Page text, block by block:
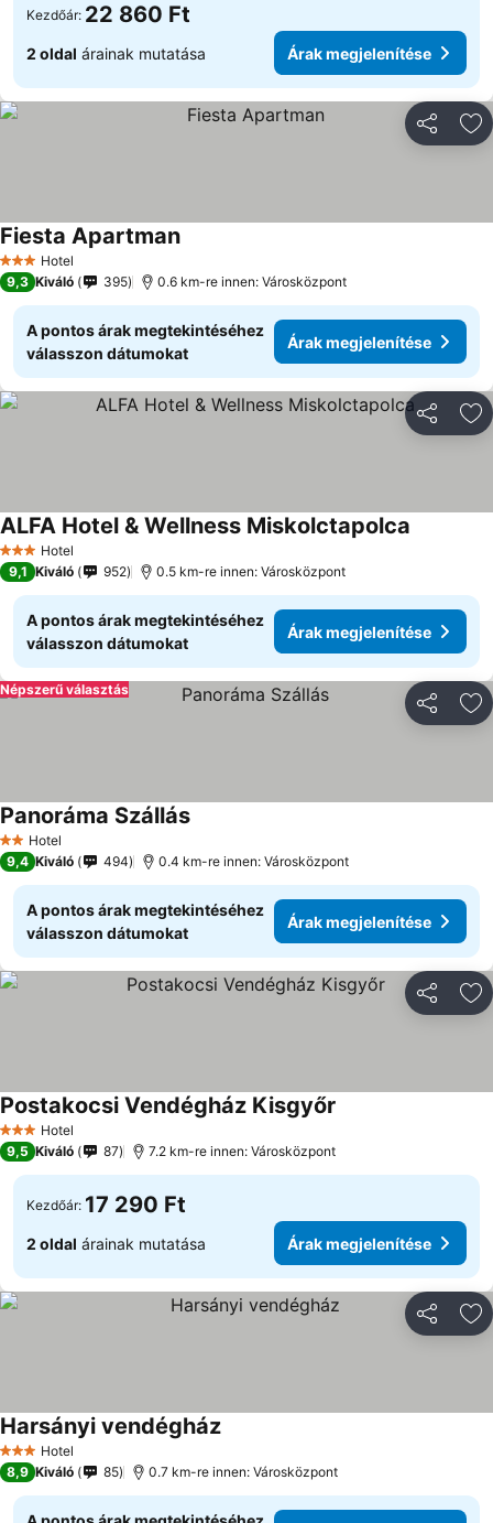
Kezdőár: 22 860 Ft
2 oldal árainak mutatása Árak megjelenítése
3 Kategória
Hotel
Fiesta ApartmanÁrak megjelenítése
9,3 Kiváló 395 0.6 km-re innen: Városközpont
A pontos árak megtekintéséhez
válasszon dátumokat
Árak megjelenítése
3 Kategória
Hotel
ALFA Hotel & Wellness Miskolctapolca
9,1 Kiváló 952 0.5 km-re innen: Városközpont
A pontos árak megtekintéséhez
válasszon dátumokat
Árak megjelenítése
Népszerű választás
2 Kategória
Hotel
Panoráma SzállásÁrak megjelenítése
9,4 Kiváló 494 0.4 km-re innen: Városközpont
A pontos árak megtekintéséhez
válasszon dátumokat
Árak megjelenítése
3 Kategória
Hotel
Postakocsi Vendégház Kisgyőr
9,5 Kiváló 87 7.2 km-re innen: Városközpont
Kezdőár: 17 290 Ft
2 oldal árainak mutatása Árak megjelenítése
3 Kategória
Hotel
Harsányi vendégházÁrak megjelenítése
8,9 Kiváló 85 0.7 km-re innen: Városközpont